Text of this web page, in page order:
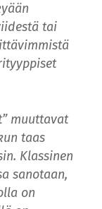
tai
muuttavat
taas
Klassinen
sanotaan,
on